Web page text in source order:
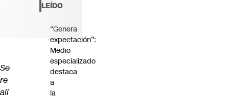
Se
re
ali
LEÍDO
“Genera
expectación”:
Medio
especializado
destaca
a
la